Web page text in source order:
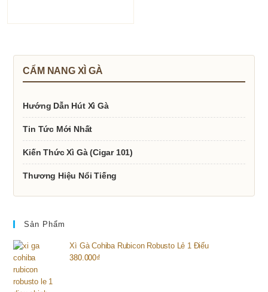
CẨM NANG XÌ GÀ
Hướng Dẫn Hút Xì Gà
Tin Tức Mới Nhất
Kiến Thức Xì Gà (Cigar 101)
Thương Hiệu Nổi Tiếng
Sản Phẩm
Xì Gà Cohiba Rubicon Robusto Lẻ 1 Điếu
380.000₫